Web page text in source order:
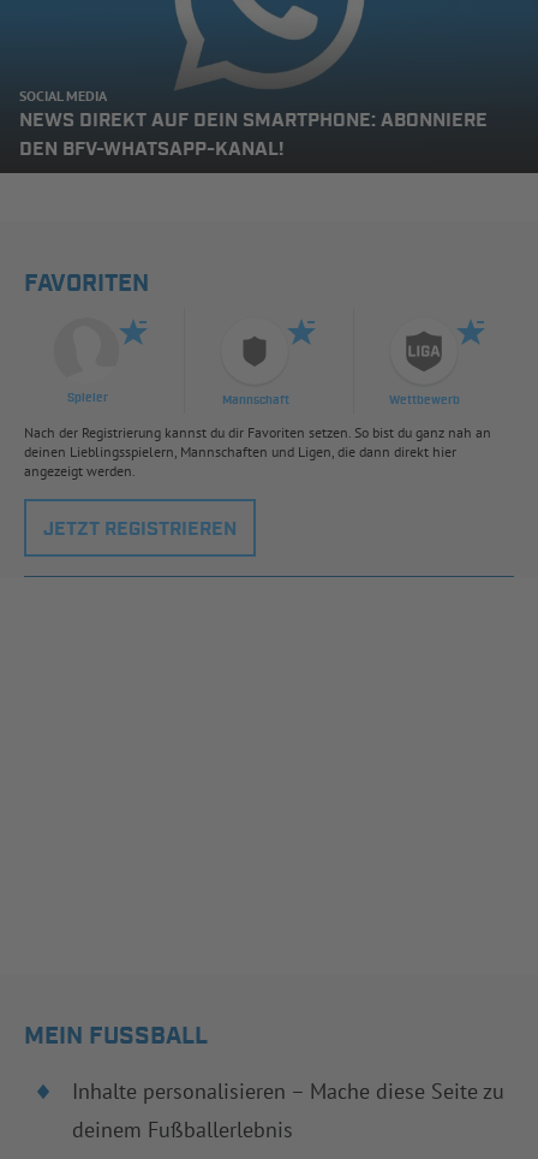
SOCIAL MEDIA
NEWS DIREKT AUF DEIN SMARTPHONE: ABONNIERE
DEN BFV-WHATSAPP-KANAL!
FAVORITEN
Spieler Mannschaft Wettbewerb
Nach der Registrierung kannst du dir Favoriten setzen. So bist du ganz nah an
deinen Lieblingsspielern, Mannschaften und Ligen, die dann direkt hier
angezeigt werden.
JETZT REGISTRIEREN
MEIN FUSSBALL
Inhalte personalisieren – Mache diese Seite zu
deinem Fußballerlebnis